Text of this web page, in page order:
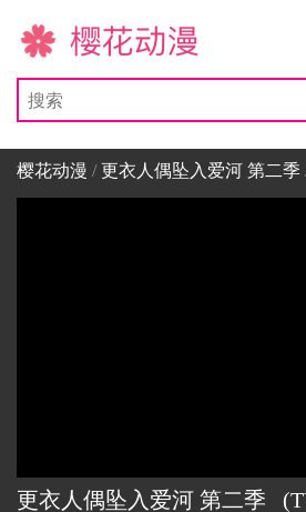
樱花动漫
樱花动漫 /更衣人偶坠入爱河 第二季
更衣人偶坠入爱河 第二季